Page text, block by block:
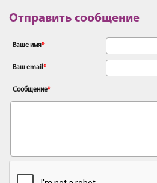
Отправить сообщение
Ваше имя*
Ваш email *
Сообщение*